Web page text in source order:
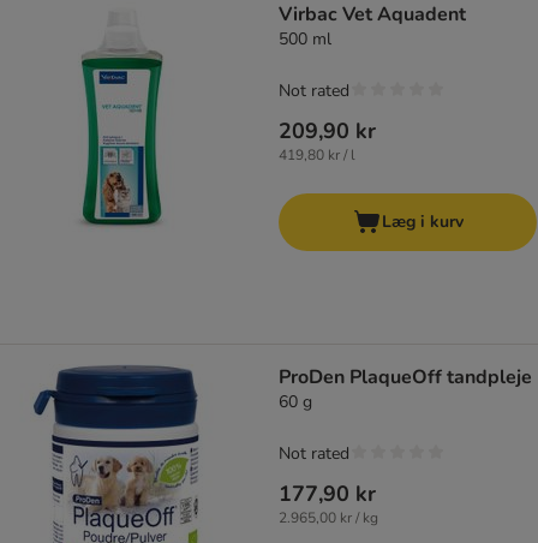
Virbac Vet Aquadent
500 ml
209,90 kr
419,80 kr / l
Not rated
Læg i kurv
ProDen PlaqueOff tandpleje
60 g
177,90 kr
2.965,00 kr / kg
Not rated